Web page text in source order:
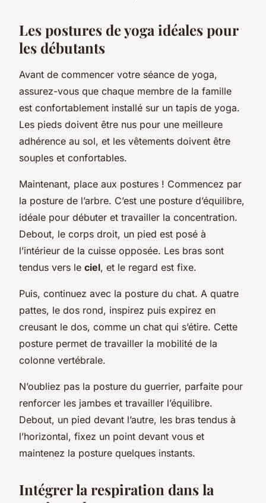
Les postures de yoga idéales pour
les débutants
Avant de commencer votre séance de yoga,
assurez-vous que chaque membre de la famille
est confortablement installé sur un tapis de yoga.
Les pieds doivent être nus pour une meilleure
adhérence au sol, et les vêtements doivent être
souples et confortables.
Maintenant, place aux postures ! Commencez par
la posture de l’arbre. C’est une posture d’équilibre,
idéale pour débuter et travailler la concentration.
Debout, le corps droit, un pied est posé à
l’intérieur de la cuisse opposée. Les bras sont
tendus vers le ciel, et le regard est fixe.
Puis, continuez avec la posture du chat. A quatre
pattes, le dos rond, inspirez puis expirez en
creusant le dos, comme un chat qui s’étire. Cette
posture permet de travailler la mobilité de la
colonne vertébrale.
N’oubliez pas la posture du guerrier, parfaite pour
renforcer les jambes et travailler l’équilibre.
Debout, un pied devant l’autre, les bras tendus à
l’horizontal, fixez un point devant vous et
maintenez la posture quelques instants.
Intégrer la respiration dans la